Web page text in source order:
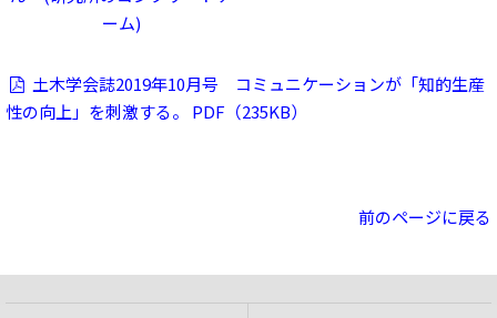
ーム)
土木学会誌2019年10月号 コミュニケーションが「知的生産
性の向上」を刺激する。 PDF（235KB）
前のページに戻る